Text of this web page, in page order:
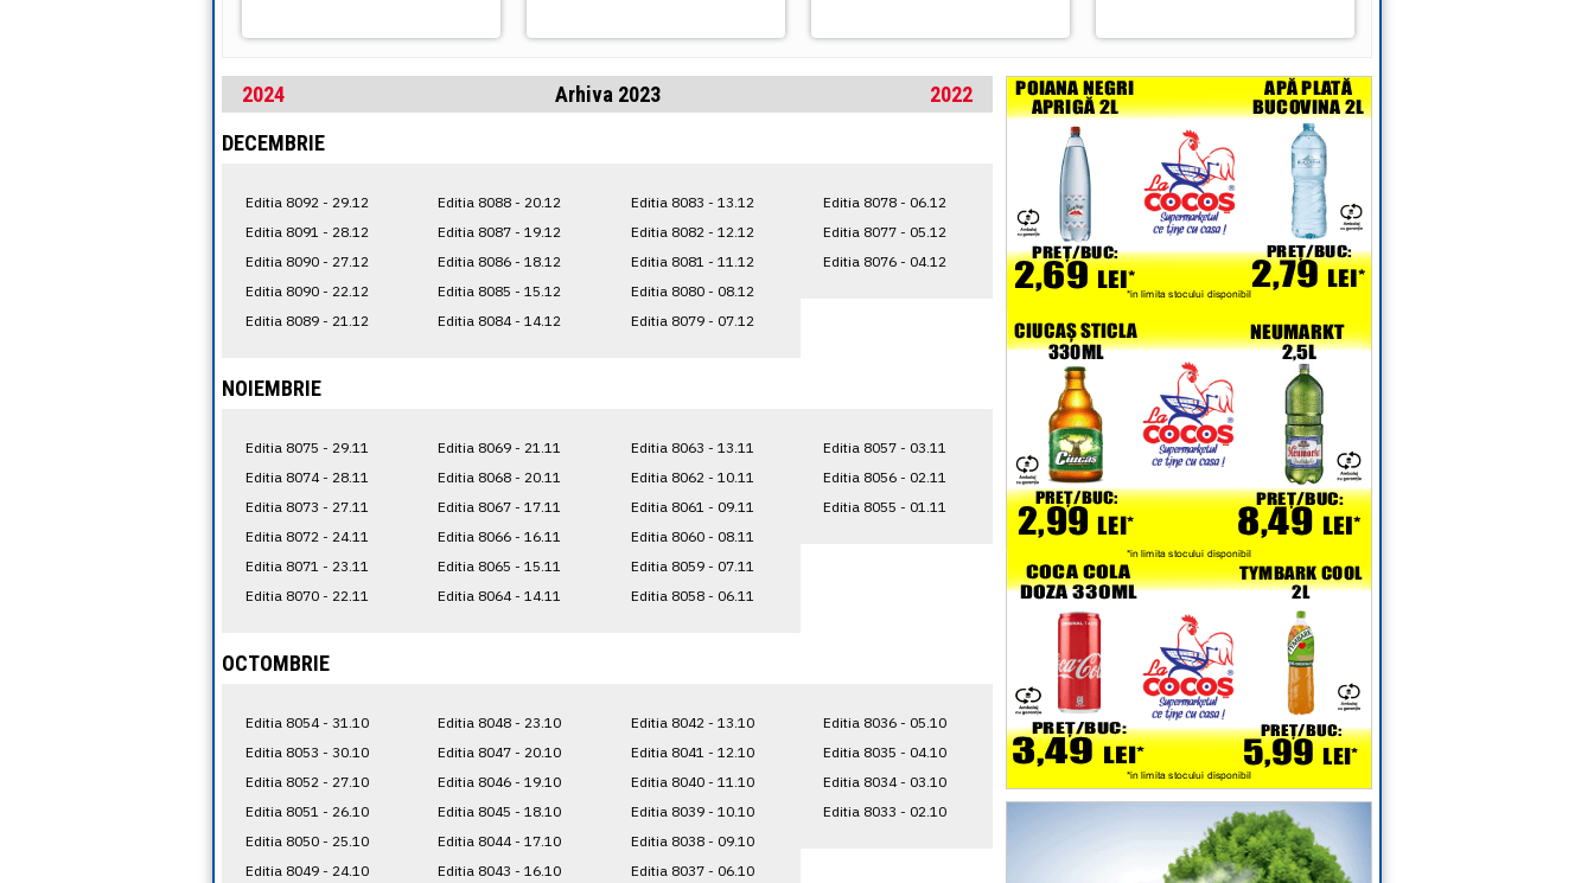
2024 2022
Arhiva 2023
DECEMBRIE
Editia 8092 - 29.12
Editia 8091 - 28.12
Editia 8090 - 27.12
Editia 8090 - 22.12
Editia 8089 - 21.12
Editia 8088 - 20.12
Editia 8087 - 19.12
Editia 8086 - 18.12
Editia 8085 - 15.12
Editia 8084 - 14.12
Editia 8083 - 13.12
Editia 8082 - 12.12
Editia 8081 - 11.12
Editia 8080 - 08.12
Editia 8079 - 07.12
Editia 8078 - 06.12
Editia 8077 - 05.12
Editia 8076 - 04.12
NOIEMBRIE
Editia 8075 - 29.11
Editia 8074 - 28.11
Editia 8073 - 27.11
Editia 8072 - 24.11
Editia 8071 - 23.11
Editia 8070 - 22.11
Editia 8069 - 21.11
Editia 8068 - 20.11
Editia 8067 - 17.11
Editia 8066 - 16.11
Editia 8065 - 15.11
Editia 8064 - 14.11
Editia 8063 - 13.11
Editia 8062 - 10.11
Editia 8061 - 09.11
Editia 8060 - 08.11
Editia 8059 - 07.11
Editia 8058 - 06.11
Editia 8057 - 03.11
Editia 8056 - 02.11
Editia 8055 - 01.11
OCTOMBRIE
Editia 8054 - 31.10
Editia 8053 - 30.10
Editia 8052 - 27.10
Editia 8051 - 26.10
Editia 8050 - 25.10
Editia 8049 - 24.10
Editia 8048 - 23.10
Editia 8047 - 20.10
Editia 8046 - 19.10
Editia 8045 - 18.10
Editia 8044 - 17.10
Editia 8043 - 16.10
Editia 8042 - 13.10
Editia 8041 - 12.10
Editia 8040 - 11.10
Editia 8039 - 10.10
Editia 8038 - 09.10
Editia 8037 - 06.10
Editia 8036 - 05.10
Editia 8035 - 04.10
Editia 8034 - 03.10
Editia 8033 - 02.10